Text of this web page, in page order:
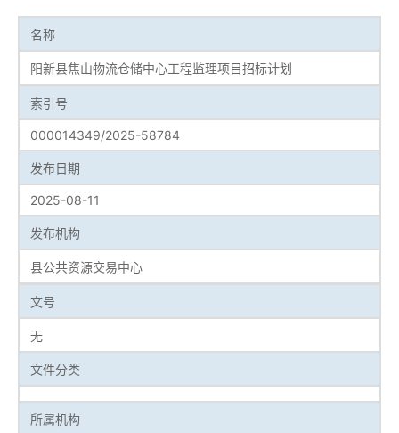
名称
阳新县焦山物流仓储中心工程监理项目招标计划
索引号
000014349/2025-58784
发布日期
2025-08-11
发布机构
县公共资源交易中心
文号
无
文件分类
所属机构